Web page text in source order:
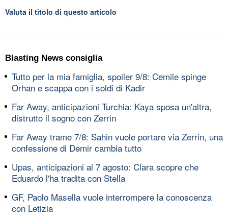
Valuta il titolo di questo articolo
Blasting News consiglia
Tutto per la mia famiglia, spoiler 9/8: Cemile spinge
Orhan e scappa con i soldi di Kadir
Far Away, anticipazioni Turchia: Kaya sposa un'altra,
distrutto il sogno con Zerrin
Far Away trame 7/8: Sahin vuole portare via Zerrin, una
confessione di Demir cambia tutto
Upas, anticipazioni al 7 agosto: Clara scopre che
Eduardo l'ha tradita con Stella
GF, Paolo Masella vuole interrompere la conoscenza
con Letizia